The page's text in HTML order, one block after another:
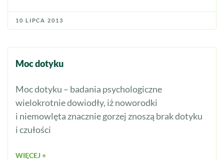
10 LIPCA 2013
Moc dotyku
Moc dotyku – badania psychologiczne
wielokrotnie dowiodły, iż noworodki
i niemowlęta znacznie gorzej znoszą brak dotyku
i czułości
WIĘCEJ +